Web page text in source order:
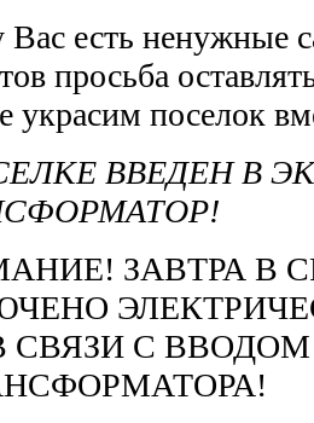
Вас есть ненужные
просьба
украсим поселок
ВВЕДЕН В
ЗАВТРА В
СВЯЗИ С